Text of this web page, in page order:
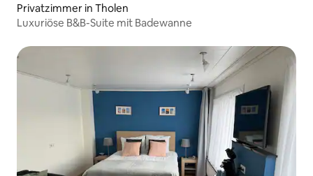
Privatzimmer in Tholen
Luxuriöse B&B-Suite mit Badewanne